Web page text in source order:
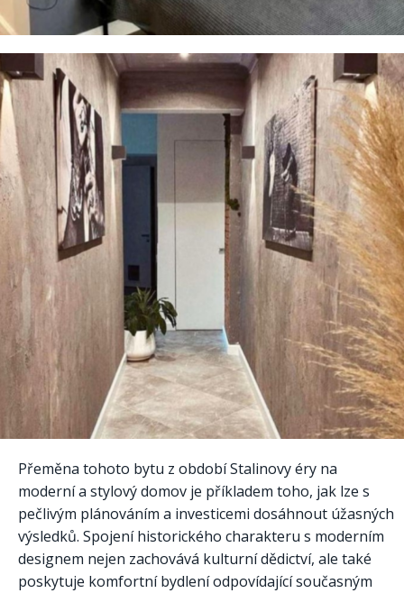
Přeměna tohoto bytu z období Stalinovy éry na
moderní a stylový domov je příkladem toho, jak lze s
pečlivým plánováním a investicemi dosáhnout úžasných
výsledků. Spojení historického charakteru s moderním
designem nejen zachovává kulturní dědictví, ale také
poskytuje komfortní bydlení odpovídající současným